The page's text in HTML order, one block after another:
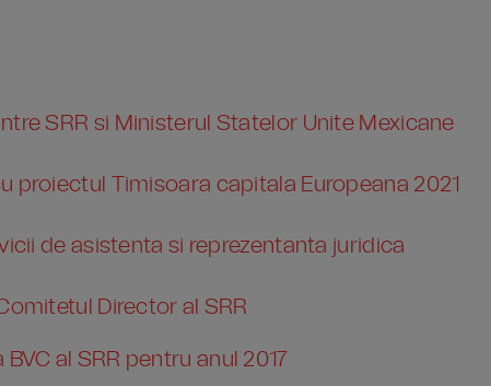
SRR si Ministerul Statelor Unite Mexicane
proiectul Timisoara capitala Europeana 2021
de asistenta si reprezentanta juridica
Director al SRR
al SRR pentru anul 2017